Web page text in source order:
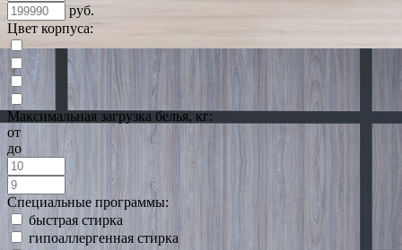
руб.
Цвет корпуса:
Максимальная загрузка белья, кг:
от
до
Специальные программы:
быстрая стирка
гипоаллергенная стирка